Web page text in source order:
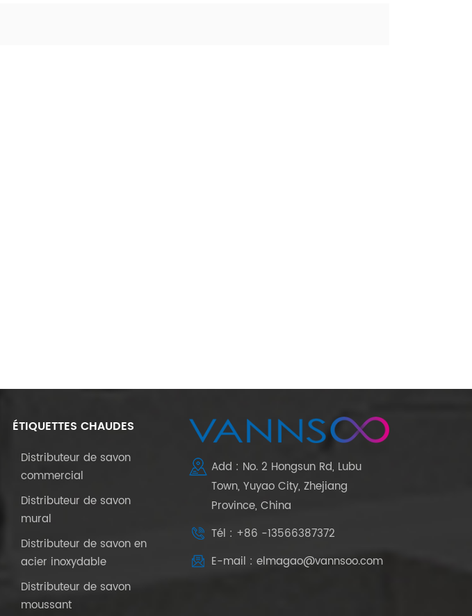
ÉTIQUETTES CHAUDES
Distributeur de savon
commercial
Distributeur de savon
mural
Distributeur de savon en
acier inoxydable
Distributeur de savon
moussant
Add : No. 2 Hongsun Rd, Lubu
Town, Yuyao City, Zhejiang
Province, China
Tél : +86 -13566387372
E-mail : elmagao@vannsoo.com